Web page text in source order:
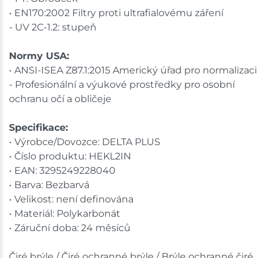
• EN170:2002 Filtry proti ultrafialovému záření
- UV 2C-1.2: stupeň
Normy USA:
• ANSI-ISEA Z87.1:2015 Americký úřad pro normalizaci
- Profesionální a výukové prostředky pro osobní
ochranu očí a obličeje
Specifikace:
• Výrobce/Dovozce: DELTA PLUS
• Číslo produktu: HEKL2IN
• EAN: 3295249228040
• Barva: Bezbarvá
• Velikost: není definována
• Materiál: Polykarbonát
• Záruční doba: 24 měsíců